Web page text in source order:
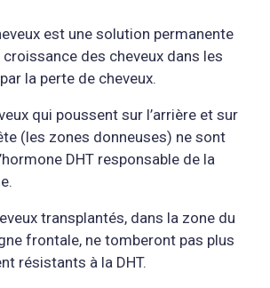
est une solution permanente
des cheveux dans les
la perte de cheveux.
qui poussent sur l’arrière et sur
(les zones donneuses) ne sont
DHT responsable de la
transplantés, dans la zone du
frontale, ne tomberont pas plus
résistants à la DHT.